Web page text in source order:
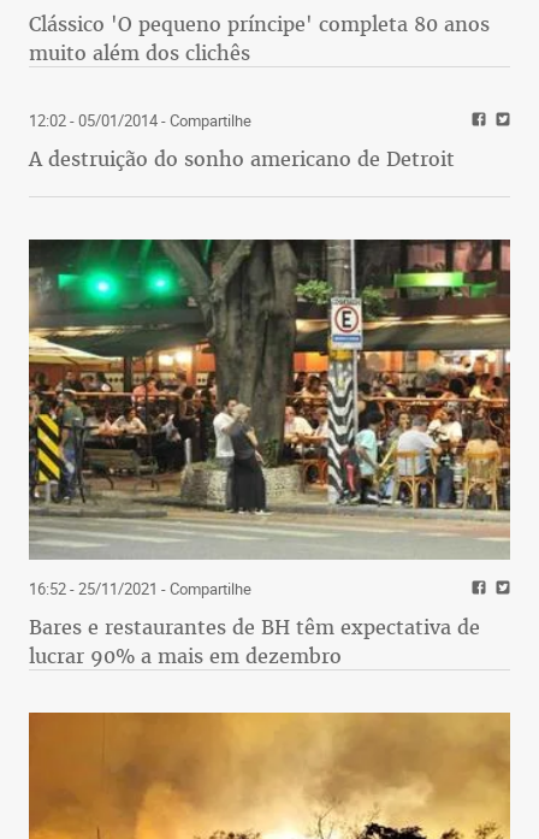
Clássico 'O pequeno príncipe' completa 80 anos
muito além dos clichês
12:02 - 05/01/2014- Compartilhe
A destruição do sonho americano de Detroit
16:52 - 25/11/2021 - Compartilhe
Bares e restaurantes de BH têm expectativa de
lucrar 90% a mais em dezembro